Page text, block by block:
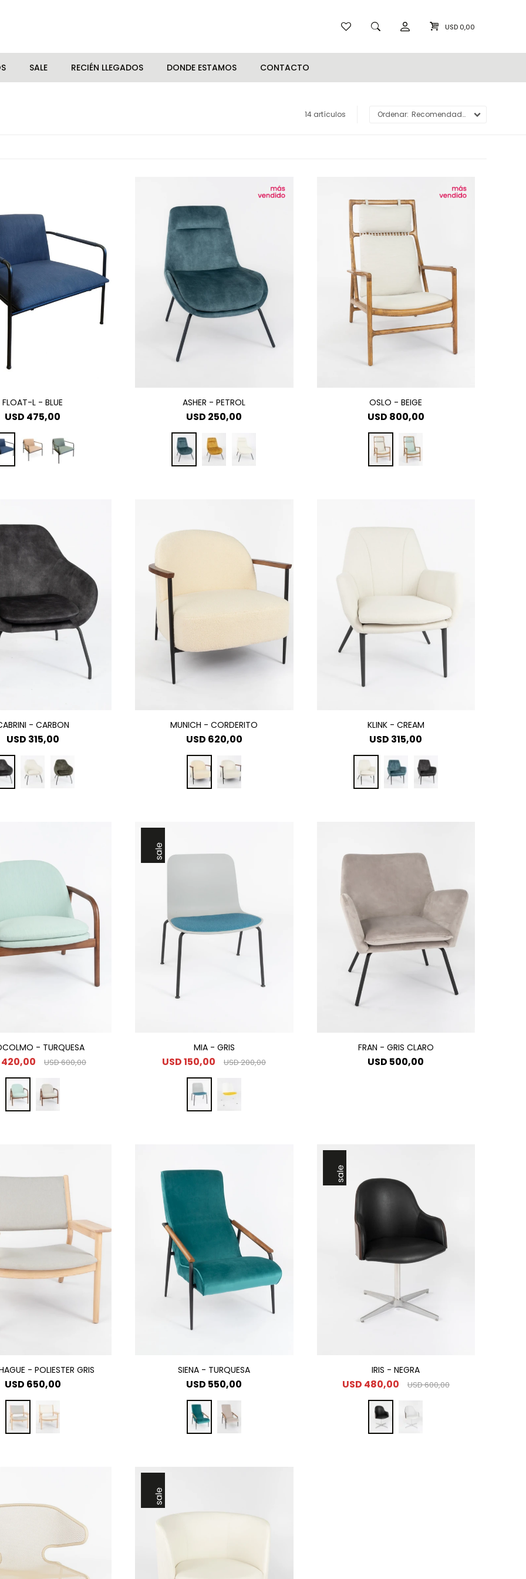
SALE RECIÉN LLEGADOS DONDE ESTAMOS CONTACTO
USD 0,00
14 artículos Recomendados
FLOAT-L - BLUE
USD 475,00
ASHER - PETROL
USD 250,00
OSLO - BEIGE
USD 800,00
- CARBON
USD 315,00
MUNICH - CORDERITO
USD 620,00
KLINK - CREAM
USD 315,00
- TURQUESA
420,00 USD600,00
MIA - GRIS
USD150,00 USD200,00
FRAN - GRIS CLARO
USD 500,00
- POLIESTER GRIS
USD 650,00
SIENA - TURQUESA
USD 550,00
IRIS - NEGRA
USD 480,00 USD600,00